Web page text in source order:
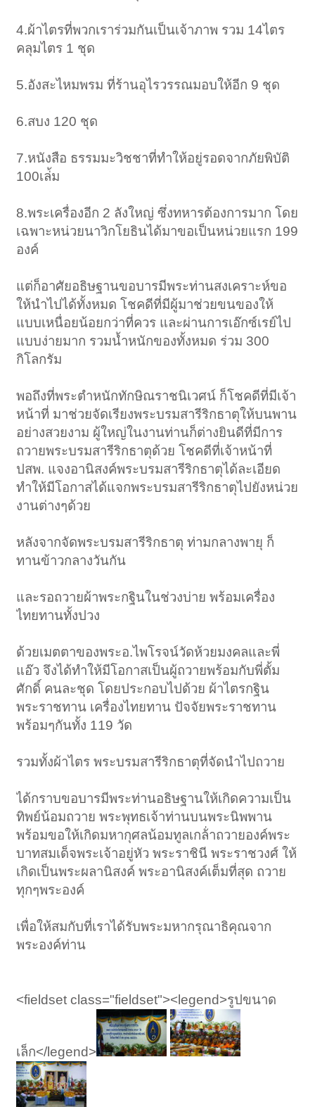
4.ผ้าไตรที่พวกเราร่วมกันเป็นเจ้าภาพ รวม 14ไตร
คลุมไตร 1 ชุด
5.อังสะไหมพรม ที่ร้านอุไรวรรณมอบให้อีก 9 ชุด
6.สบง 120 ชุด
7.หนังสือ ธรรมมะวิชชาที่ทำให้อยู่รอดจากภัยพิบัติ
100เล่้ม
8.พระเครื่องอีก 2 ลังใหญ่ ซึ่งทหารต้องการมาก โดย
เฉพาะหน่วยนาวิกโยธินได้มาขอเป็นหน่วยแรก 199
องค์
แต่ก็อาศัยอธิษฐานขอบารมีพระท่านสงเคราะห์ขอ
ให้นำไปได้ทั้งหมด โชคดีที่มีผู้มาช่วยขนของให้
แบบเหนื่อยน้อยกว่าที่ควร และผ่านการเอ๊กซ์เรย์ไป
แบบง่ายมาก รวมน้ำหนักของทั้งหมด ร่วม 300
กิโลกรัม
พอถึงที่พระตำหนักทักษิณราชนิเวศน์ ก็โชคดีที่มีเจ้า
หน้าที่ มาช่วยจัดเรียงพระบรมสารีริกธาตุให้บนพาน
อย่างสวยงาม ผู้ใหญ่ในงานท่านก็ต่างยินดีที่มีการ
ถวายพระบรมสารีริกธาตุด้วย โชคดีที่เจ้าหน้าที่
ปสพ. แจงอานิสงค์พระบรมสารีริกธาตุได้ละเอียด
ทำให้มีโอกาสได้แจกพระบรมสารีริกธาตุไปยังหน่วย
งานต่างๆด้วย
หลังจากจัดพระบรมสารีริกธาตุ ท่ามกลางพายุ ก็
ทานข้าวกลางวันกัน
และรอถวายผ้าพระกฐินในช่วงบ่าย พร้อมเครื่อง
ไทยทานทั้งปวง
ด้วยเมตตาของพระอ.ไพโรจน์วัดห้วยมงคลและพี่
แอ๊ว จึงได้ทำให้มีโอกาสเป็นผู้ถวายพร้อมกับพี่ตั้ม
ศักดิ์ คนละชุด โดยประกอบไปด้วย ผ้าไตรกฐิน
พระราชทาน เครื่องไทยทาน ปัจจัยพระราชทาน
พร้อมๆกันทั้ง 119 วัด
รวมทั้งผ้าไตร พระบรมสารีริกธาตุที่จัดนำไปถวาย
ได้กราบขอบารมีพระท่านอธิษฐานให้เกิดความเป็น
ทิพย์น้อมถวาย พระพุทธเจ้าท่านบนพระนิพพาน
พร้อมขอให้เกิดมหากุศลน้อมทูลเกล้่าถวายองค์พระ
บาทสมเด็จพระเจ้าอยู่หัว พระราชินี พระราชวงศ์ ให้
เกิดเป็นพระผลานิสงค์ พระอานิสงค์เต็มที่สุด ถวาย
ทุกๆพระองค์
เพื่อให้สมกับที่เราได้รับพระมหากรุณาธิคุณจาก
พระองค์ท่าน
<fieldset class="fieldset"><legend>รูปขนาด
เล็ก</legend>